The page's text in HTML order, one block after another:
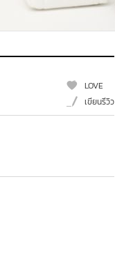
LOVE
เขียนรีวิว